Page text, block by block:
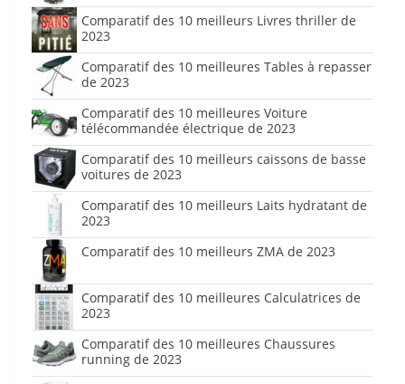
Comparatif des 10 meilleurs Livres thriller de
2023
Comparatif des 10 meilleures Tables à repasser
de 2023
Comparatif des 10 meilleures Voiture
télécommandée électrique de 2023
Comparatif des 10 meilleurs caissons de basse
voitures de 2023
Comparatif des 10 meilleurs Laits hydratant de
2023
Comparatif des 10 meilleurs ZMA de 2023
Comparatif des 10 meilleures Calculatrices de
2023
Comparatif des 10 meilleures Chaussures
running de 2023